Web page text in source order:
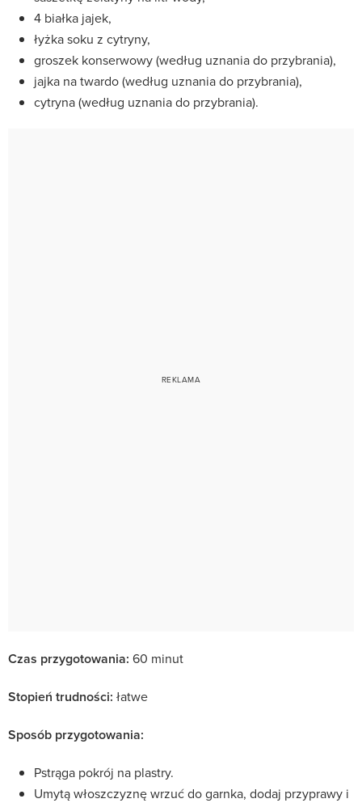
4 białka jajek,
łyżka soku z cytryny,
groszek konserwowy (według uznania do przybrania),
jajka na twardo (według uznania do przybrania),
cytryna (według uznania do przybrania).
Czas przygotowania: 60 minut
Stopień trudności: łatwe
Sposób przygotowania:
Pstrąga pokrój na plastry.
Umytą włoszczyznę wrzuć do garnka, dodaj przyprawy i